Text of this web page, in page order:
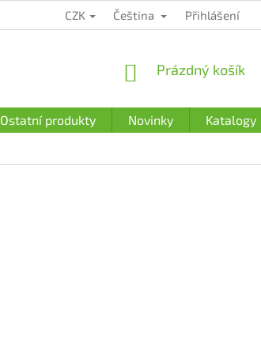
PODMÍNKY OCHRANY OSOBNÍCH
CZK Čeština Přihlášení
NÁKUPNÍ
Prázdný košík
Ostatní produkty Novinky Katalogy